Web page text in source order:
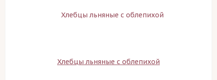
Хлебцы льняные с облепихой